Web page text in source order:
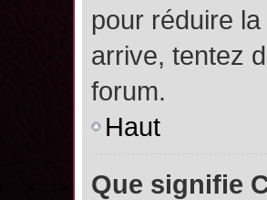
pour réduire
arrive, tentez
forum.
Haut
Que signifie